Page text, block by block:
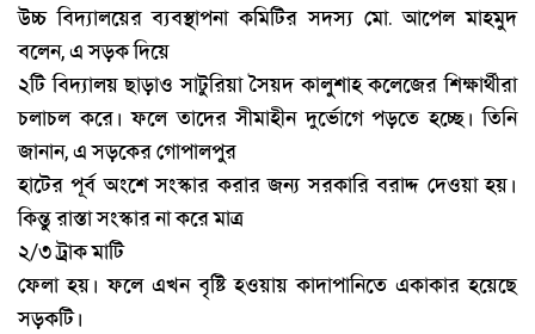
উচ্চ বিদ্যালয়ের ব্যবস্থাপনা কমিটির সদস্য মো.আপেল মাহমুদ
বলেন,এ সড়কদিয়ে
২টি বিদ্যালয় ছাড়াও সাটুরিয়া সৈয়দ কালুশাহ কলেজের শিক্ষার্থীরা
চলাচল করে। ফলে তাদের সীমাহীন দুর্ভোগে পড়তে হচ্ছে। তিনি
জানান,এ সড়কেরগোপালপুর
হাটের পূর্ব অংশে সংস্কার করার জন্য সরকারি বরাদ্দ দেওয়া হয়।
কিন্তুরাস্তাসংস্কারনাকরেমাত্র
২/৩ট্রাকমাটি
ফেলা হয়। ফলে এখন বৃষ্টি হওয়ায় কাদাপানিতে একাকার হয়েছে
সড়কটি।